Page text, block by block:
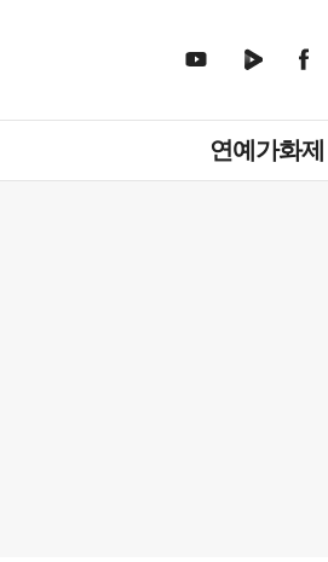
뉴
연예가화제